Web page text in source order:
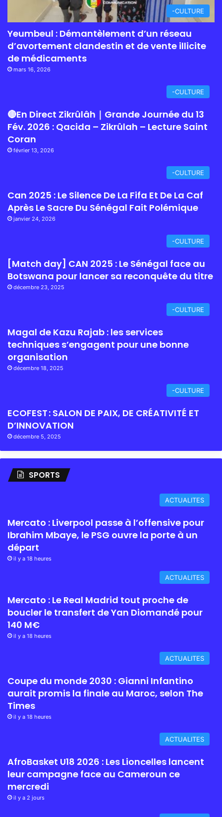
-CULTURE
Yeumbeul : Démantèlement d’un réseau
d’avortement clandestin et de vente illicite
de médicaments
mars 16, 2026
-CULTURE
🔴En Direct Zikrûlâh｜Grande Journée du 13
Fév. 2026 : Qacida – Zikrûlah – Lecture Saint
Coran
février 13, 2026
-CULTURE
Can 2025 : Le Silence De La Fifa Et De La Caf
Après Le Sacre Du Sénégal Fait Polémique
janvier 24, 2026
-CULTURE
[Match day] CAN 2025 : Le Sénégal face au
Botswana pour lancer sa reconquête du titre
décembre 23, 2025
-CULTURE
Magal de Kazu Rajab : les services
techniques s’engagent pour une bonne
organisation
décembre 18, 2025
-CULTURE
ECOFEST : SALON DE PAIX, DE CRÉATIVITÉ ET
D’INNOVATION
décembre 5, 2025
SPORTS
ACTUALITES
Mercato : Liverpool passe à l’offensive pour
Ibrahim Mbaye, le PSG ouvre la porte à un
départ
il y a 18 heures
ACTUALITES
Mercato : Le Real Madrid tout proche de
boucler le transfert de Yan Diomandé pour
140 M€
il y a 18 heures
ACTUALITES
Coupe du monde 2030 : Gianni Infantino
aurait promis la finale au Maroc, selon The
Times
il y a 18 heures
ACTUALITES
AfroBasket U18 2026 : Les Lioncelles lancent
leur campagne face au Cameroun ce
mercredi
il y a 2 jours